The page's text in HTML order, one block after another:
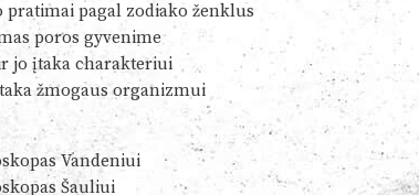
pratimai pagal zodiako ženklus
poros gyvenime
jo įtaka charakteriui
žmogaus organizmui
Vandeniui
Šauliui